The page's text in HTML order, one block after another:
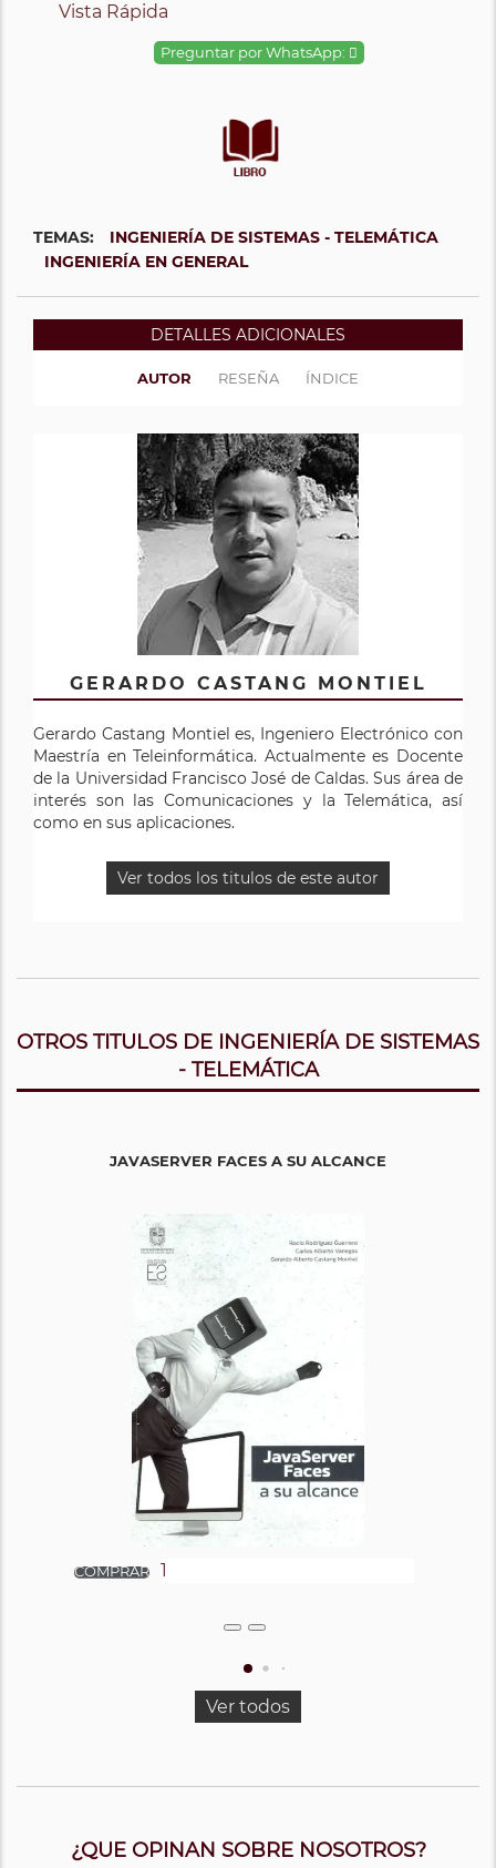
Vista Rápida
Preguntar por WhatsApp:
TEMAS:
INGENIERÍA DE SISTEMAS - TELEMÁTICA
INGENIERÍA EN GENERAL
DETALLES ADICIONALES
AUTOR RESEÑA ÍNDICE
GERARDO CASTANG MONTIEL
Gerardo Castang Montiel es, Ingeniero Electrónico con
Maestría en Teleinformática. Actualmente es Docente
de la Universidad Francisco José de Caldas. Sus área de
interés son las Comunicaciones y la Telemática, así
como en sus aplicaciones.
Ver todos los titulos de este autor
OTROS TITULOS DE INGENIERÍA DE SISTEMAS
- TELEMÁTICA
JAVASERVER FACES A SU ALCANCE
Ver todos
¿QUE OPINAN SOBRE NOSOTROS?